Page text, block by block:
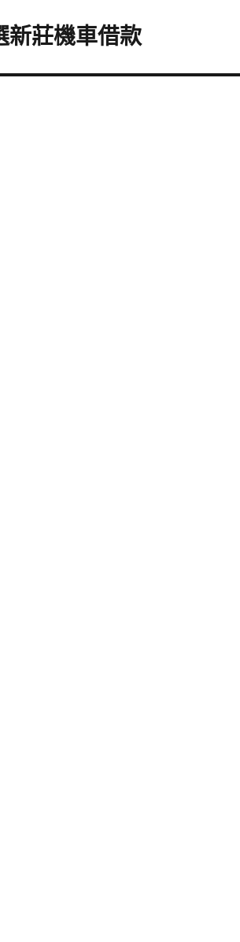
新莊機車借款